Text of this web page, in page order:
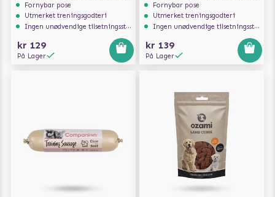
Fornybar pose
Utmerket treningsgodteri
Ingen unødvendige tilsetningsstoffer
kr 129
På Lager
Fornybar pose
Utmerket treningsgodteri
Ingen unødvendige tilsetningsstoffer
kr 139
På Lager